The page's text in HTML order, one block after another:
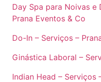
Day Spa para Noivas e
Prana Eventos & Co
Do-In – Serviços –
Ginástica Laboral –
Indian Head – Serviços